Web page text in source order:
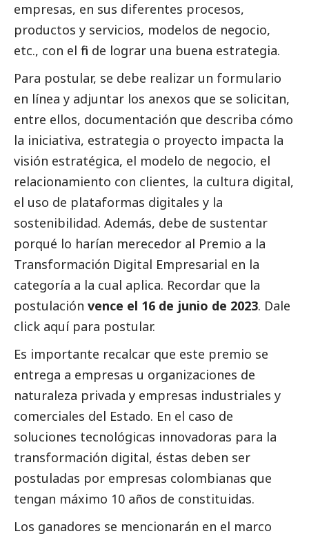
empresas, en sus diferentes procesos,
productos y servicios, modelos de negocio,
etc., con el fin de lograr una buena estrategia.
Para postular, se debe realizar un formulario
en línea y adjuntar los anexos que se solicitan,
entre ellos, documentación que describa cómo
la iniciativa, estrategia o proyecto impacta la
visión estratégica, el modelo de negocio, el
relacionamiento con clientes, la cultura digital,
el uso de plataformas digitales y la
sostenibilidad. Además, debe de sustentar
porqué lo harían merecedor al Premio a la
Transformación Digital Empresarial en la
categoría a la cual aplica. Recordar que la
postulación vence el 16 de junio de 2023. Dale
click aquípara postular.
Es importante recalcar que este premio se
entrega a empresas u organizaciones de
naturaleza privada y empresas industriales y
comerciales del Estado. En el caso de
soluciones tecnológicas innovadoras para la
transformación digital, éstas deben ser
postuladas por empresas colombianas que
tengan máximo 10 años de constituidas.
Los ganadores se mencionarán en el marco